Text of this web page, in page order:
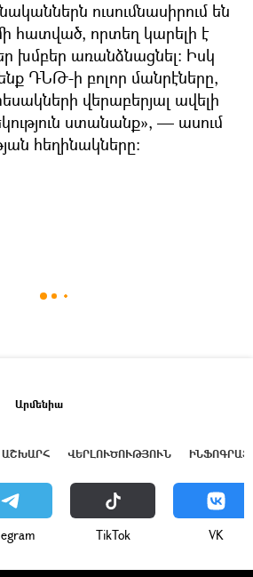
ուսումնասիրում են
հատված, որտեղ կարելի է
խմբեր առանձնացնել։ Իսկ
ԴՆԹ-ի բոլոր մանրէները,
վերաբերյալ ավելի
ստանանք», — ասում
հեղինակները։
Արմենիա
ԱՇԽԱՐՀ ՎԵՐԼՈՒԾՈՒԹՅՈՒՆ
ТikТоk VK